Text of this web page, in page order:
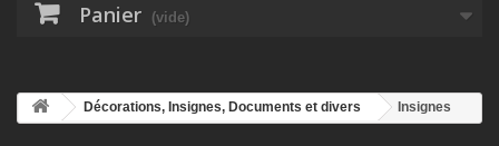
Panier (vide)
Décorations, Insignes, Documents et divers
Insignes